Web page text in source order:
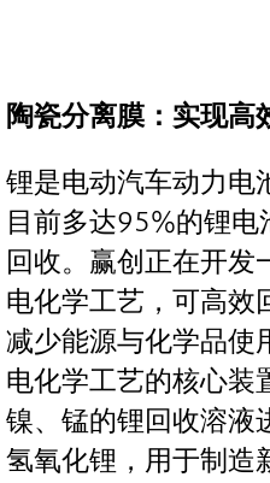
陶瓷分离膜：实现高
锂是电动汽车动力电
目前多达95%的锂
回收。赢创正在开发
电化学工艺，可高效
减少能源与化学品使
电化学工艺的核心装
镍、锰的锂回收溶液
氢氧化锂，用于制造